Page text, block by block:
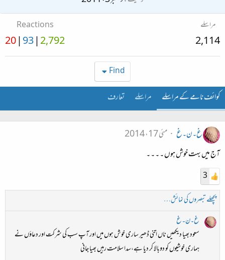
مراسلے
2,114
Reactions
2,792
93
20
Find
کوائف نامے کے مراسلے مراسلے تعارف
غ۔ن۔غ
مئی 17، 2014
آج میں بہت خوش ہوں ۔ ۔ ۔ ۔
3
پچھلے تبصروں کی نمائش…
غ۔ن۔غ
سعود بھیا دیکھیں ناں اتنی ڈھیر ساری خوش ہوں میں اور آپ سب کی شرکت اور دعاؤں نے
ہماری خوشیوں کو دوبالا کر دیا ہے،سدا سلامت رہیں بھیا جانی